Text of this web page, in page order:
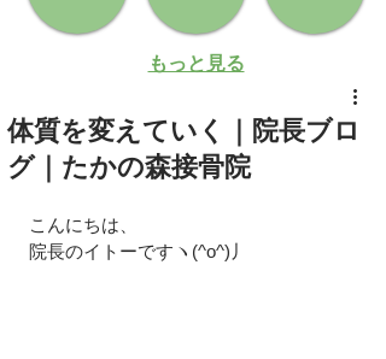
もっと見る
体質を変えていく｜院長ブロ
グ｜たかの森接骨院
こんにちは、
院長のイトーですヽ(^o^)丿